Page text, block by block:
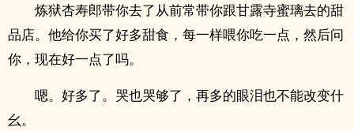
炼狱杏寿郎带你去了从前常带你跟甘露寺蜜璃去的甜
品店。他给你买了好多甜食，每一样喂你吃一点，然后问
你，现在好一点了吗。
嗯。好多了。哭也哭够了，再多的眼泪也不能改变什
幺。